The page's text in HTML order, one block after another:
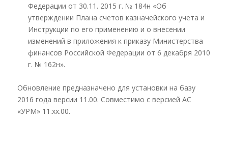
Федерации от 30.11. 2015 г. № 184н «Об
утверждении Плана счетов казначейского учета и
Инструкции по его применению и о внесении
изменений в приложения к приказу Министерства
финансов Российской Федерации от 6 декабря 2010
г. № 162н».
Обновление предназначено для установки на базу
2016 года версии 11.00. Совместимо с версией АС
«УРМ» 11.хх.00.